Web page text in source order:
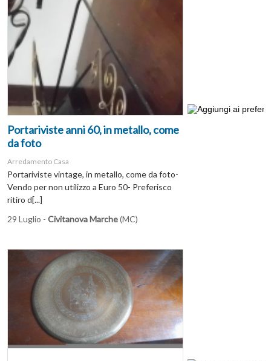
Portariviste anni 60, in metallo, come
da foto
Arredamento Casa
Portariviste vintage, in metallo, come da foto-
Vendo per non utilizzo a Euro 50- Preferisco
ritiro d[...]
29 Luglio - Civitanova Marche(MC)